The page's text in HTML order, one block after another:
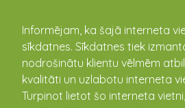
Informējam, ka šajā interneta
sīkdatnes. Sīkdatnes tiek
nodrošinātu klientu vēlmēm
kvalitāti un uzlabotu interneta
Turpinot lietot šo interneta
kandava.lv
PASĀKUMU